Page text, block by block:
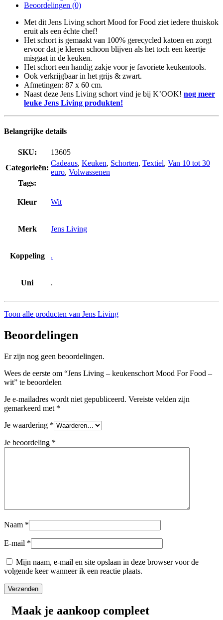
Beoordelingen (0)
Met dit Jens Living schort Mood for Food ziet iedere thuiskok
eruit als een échte chef!
Het schort is gemaakt van 100% gerecycled katoen en zorgt
ervoor dat je kleren schoon blijven als het toch een keertje
misgaat in de keuken.
Het schort een handig zakje voor je favoriete keukentools.
Ook verkrijgbaar in het grijs & zwart.
Afmetingen: 87 x 60 cm.
Naast deze Jens Living schort vind je bij K’OOK! nog meer
leuke Jens Living produkten!
Belangrijke details
SKU:
13605
Categorieën:
Cadeaus, Keuken, Schorten, Textiel, Van 10 tot 30
euro, Volwassenen
Tags:
Kleur Wit
Merk Jens Living
Koppeling .
Uni .
Toon alle producten van Jens Living
Beoordelingen
Er zijn nog geen beoordelingen.
Wees de eerste om “Jens Living – keukenschort Mood For Food –
wit” te beoordelen
Je e-mailadres wordt niet gepubliceerd. Vereiste velden zijn
gemarkeerd met *
Je waardering *
Je beoordeling *
Naam *
E-mail *
Mijn naam, e-mail en site opslaan in deze browser voor de
volgende keer wanneer ik een reactie plaats.
Maak je aankoop compleet